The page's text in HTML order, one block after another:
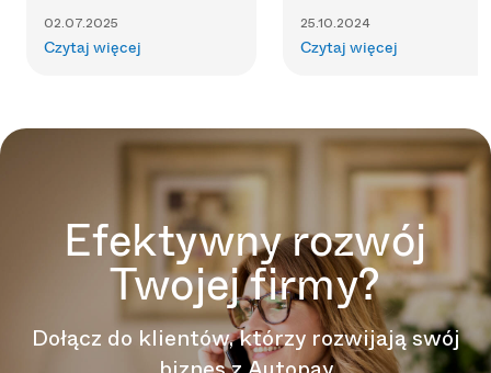
02.07.2025
Czytaj więcej
25.10.2024
Czytaj więcej
Efektywny rozwój
Twojej firmy?
Dołącz do klientów, którzy rozwijają swój